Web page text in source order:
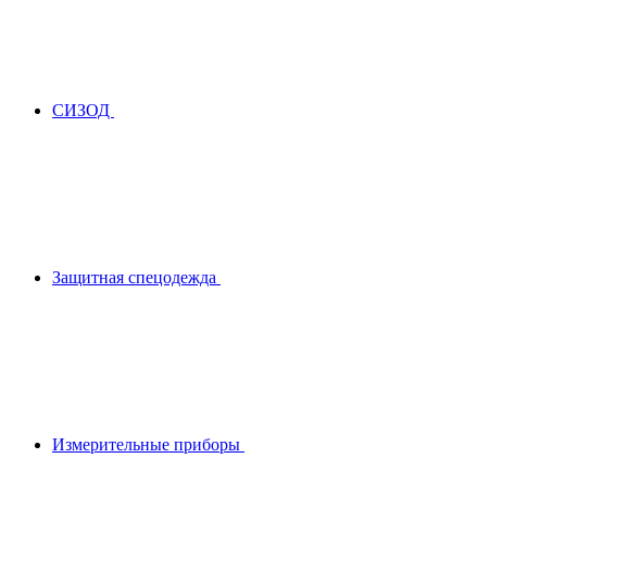
СИЗОД
Защитная спецодежда
Измерительные приборы